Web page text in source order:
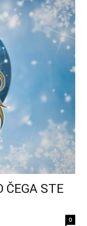
ČEGA STE
0